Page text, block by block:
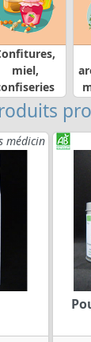
miel,
médicin